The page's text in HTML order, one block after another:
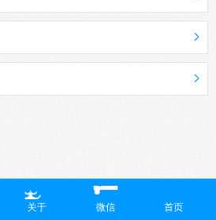
关于 微信 首页